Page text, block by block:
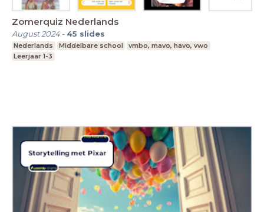
Zomerquiz Nederlands
August 2024- 45 slides
Nederlands Middelbare school
vmbo, mavo, havo, vwo
Leerjaar 1-3